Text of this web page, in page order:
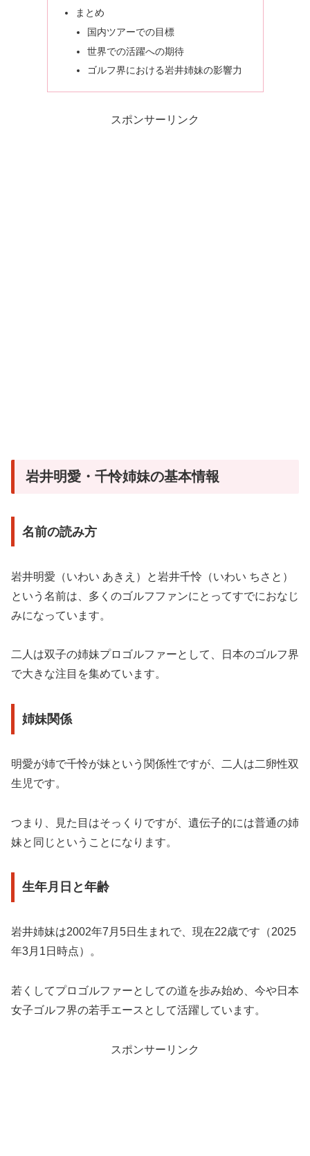
まとめ
国内ツアーでの目標
世界での活躍への期待
ゴルフ界における岩井姉妹の影響力
スポンサーリンク
岩井明愛・千怜姉妹の基本情報
名前の読み方
岩井明愛（いわい あきえ）と岩井千怜（いわい ちさと）
という名前は、多くのゴルフファンにとってすでにおなじ
みになっています。
二人は双子の姉妹プロゴルファーとして、日本のゴルフ界
で大きな注目を集めています。
姉妹関係
明愛が姉で千怜が妹という関係性ですが、二人は二卵性双
生児です。
つまり、見た目はそっくりですが、遺伝子的には普通の姉
妹と同じということになります。
生年月日と年齢
岩井姉妹は2002年7月5日生まれで、現在22歳です（2025
年3月1日時点）。
若くしてプロゴルファーとしての道を歩み始め、今や日本
女子ゴルフ界の若手エースとして活躍しています。
スポンサーリンク